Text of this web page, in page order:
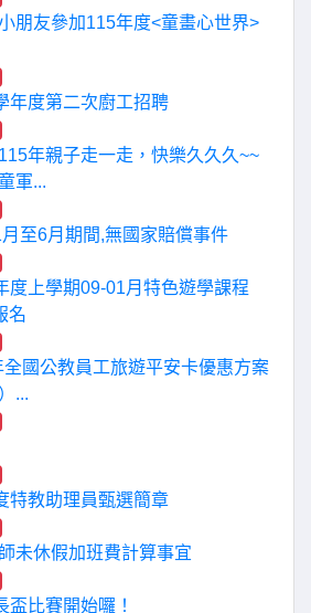
朋友參加115年度<童畫心世界>
年度第二次廚工招聘
年親子走一走，快樂久久久~~
軍...
至6月期間,無國家賠償事件
度上學期09-01月特色遊學課程
名
國公教員工旅遊平安卡優惠方案
...
特教助理員甄選簡章
未休假加班費計算事宜
盃比賽開始囉！